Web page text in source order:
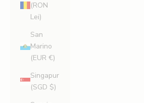
(RON
Lei)
San
Marino
(EUR €)
Singapur
(SGD $)